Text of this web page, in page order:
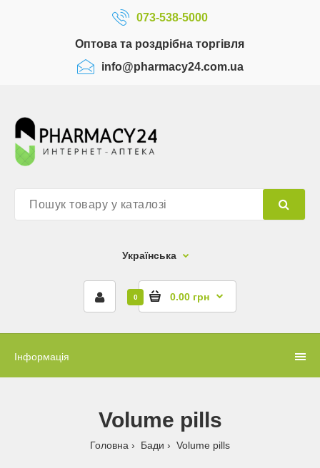
073-538-5000
Оптова та роздрібна торгівля
info@pharmacy24.com.ua
Українська
0 0.00 грн
Інформація
Volume pills
Головна Бади Volume pills